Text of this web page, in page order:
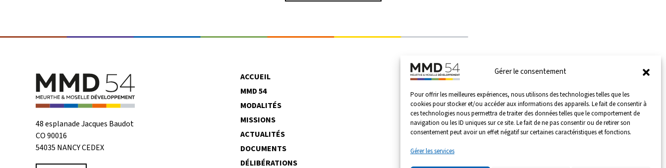
Gérer le consentement
Pour offrir les meilleures expériences, nous utilisons des technologies telles que les
cookies pour stocker et/ou accéder aux informations des appareils. Le fait de consentir à
ces technologies nous permettra de traiter des données telles que le comportement de
navigation ou les ID uniques sur ce site. Le fait de ne pas consentir ou de retirer son
consentement peut avoir un effet négatif sur certaines caractéristiques et fonctions.
Gérer les services
48 esplanade Jacques Baudot
CO 90016
54035 NANCY CEDEX
ACCUEIL
MMD 54
MODALITÉS
MISSIONS
ACTUALITÉS
DOCUMENTS
DÉLIBÉRATIONS
©2026Meurthe & Moselle Développement 54.